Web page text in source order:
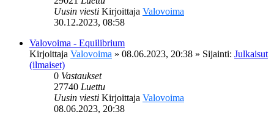
Uusin viesti Kirjoittaja Valovoima
30.12.2023, 08:58
Valovoima - Equilibrium
Kirjoittaja Valovoima » 08.06.2023, 20:38 » Sijainti: Julkaisut
(ilmaiset)
0 Vastaukset
27740 Luettu
Uusin viesti Kirjoittaja Valovoima
08.06.2023, 20:38